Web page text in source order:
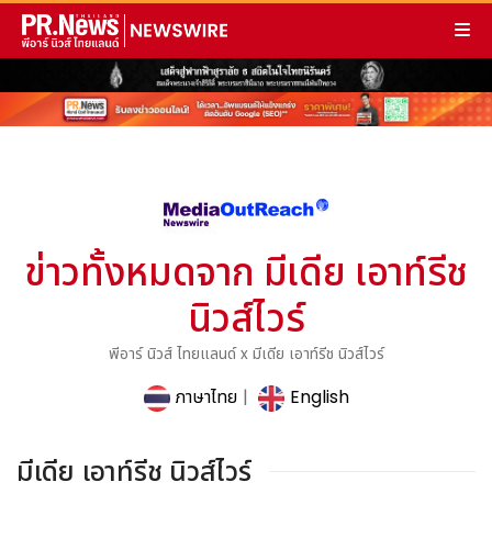
ข่าวทั้งหมดจาก มีเดีย เอาท์รีช
นิวส์ไวร์
พีอาร์ นิวส์ ไทยแลนด์ x มีเดีย เอาท์รีช นิวส์ไวร์
ภาษาไทย | English
มีเดีย เอาท์รีช นิวส์ไวร์